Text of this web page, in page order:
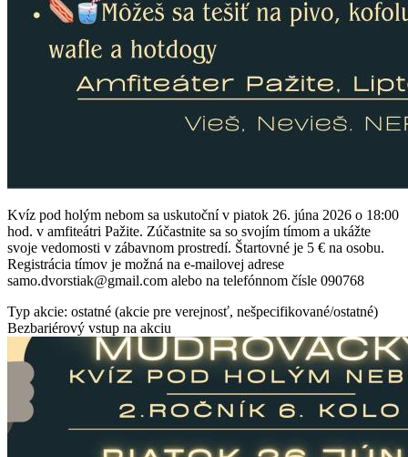
Kvíz pod holým nebom sa uskutoční v piatok 26. júna 2026 o 18:00
hod. v amfiteátri Pažite. Zúčastnite sa so svojím tímom a ukážte
svoje vedomosti v zábavnom prostredí. Štartovné je 5 € na osobu.
Registrácia tímov je možná na e-mailovej adrese
samo.dvorstiak@gmail.com alebo na telefónnom čísle 090768
Typ akcie: ostatné (akcie pre verejnosť, nešpecifikované/ostatné)
Bezbariérový vstup na akciu